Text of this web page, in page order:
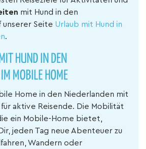
mit Hund in den
unserer Seite Urlaub mit Hund in
.
HUND IN DEN
MOBILE HOME
Home in den Niederlanden mit
aktive Reisende. Die Mobilität
ein Mobile-Home bietet,
jeden Tag neue Abenteuer zu
Wandern oder